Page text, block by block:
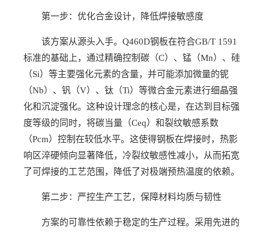
第一步：优化合金设计，降低焊接敏感度
该方案从源头入手。Q460D钢板在符合GB/T 1591
标准的基础上，通过精确控制碳（C）、锰（Mn）、硅
（Si）等主要强化元素的含量，并可能添加微量的铌
（Nb）、钒（V）、钛（Ti）等微合金元素进行细晶强
化和沉淀强化。这种设计理念的核心是，在达到目标强
度等级的同时，将碳当量（Ceq）和裂纹敏感系数
（Pcm）控制在较低水平。这使得钢板在焊接时，热影
响区淬硬倾向显著降低，冷裂纹敏感性减小，从而拓宽
了可焊接的工艺范围，降低了对极端预热温度的依赖。
第二步：严控生产工艺，保障材料均质与韧性
方案的可靠性依赖于稳定的生产过程。采用先进的